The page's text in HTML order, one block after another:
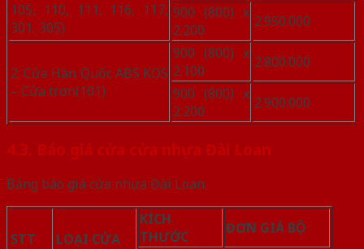
105, 110, 111, 116, 117,
301, 305)
900 (800) x
2.200
2.950.000
2. Cửa Hàn Quốc ABS KOS
– Cửa trơn(101)
900 (800) x
2.100
2.800.000
900 (800) x
2.200
2.900.000
4.3. Báo giá cửa cửa nhựa Đài Loan
Bảng báo giá cửa nhựa Đài Loan:
STT LOẠI CỬA
KÍCH
THƯỚC
ĐƠN GIÁ BỘ